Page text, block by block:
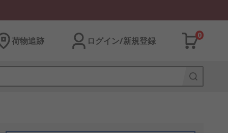
荷物追跡 ログイン/新規登録
0